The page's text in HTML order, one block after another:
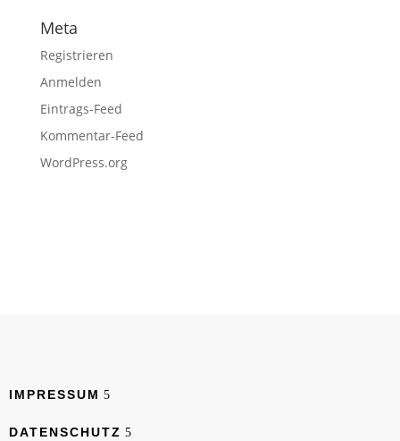
Meta
Registrieren
Anmelden
Eintrags-Feed
Kommentar-Feed
WordPress.org
IMPRESSUM
DATENSCHUTZ